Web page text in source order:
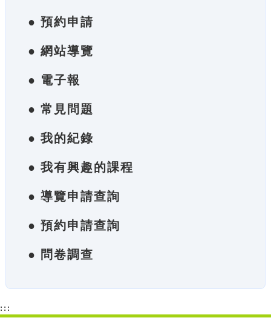
● 預約申請
● 網站導覽
● 電子報
● 常見問題
● 我的紀錄
● 我有興趣的課程
● 導覽申請查詢
● 預約申請查詢
● 問卷調查
:::